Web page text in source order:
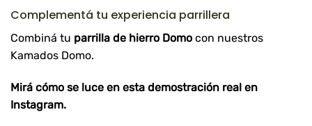
Complementá tu experiencia parrillera
Combiná tu parrilla de hierro Domo con nuestros
Kamados Domo.
Mirá cómo se luce en esta demostración real en
Instagram.